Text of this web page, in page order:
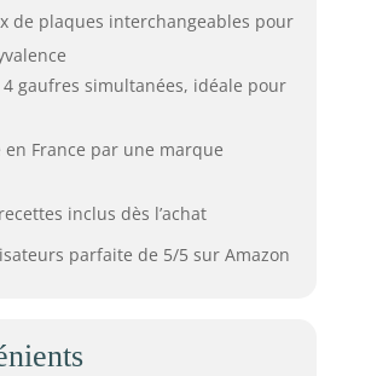
de plaques interchangeables pour
4 gaufres simultanées, idéale pour
en France par une marque
inclus dès l’achat
parfaite de 5/5 sur Amazon